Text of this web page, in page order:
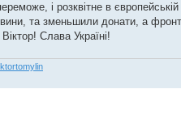
і розквітне в
та зменьшили донати, а
Слава Україні!